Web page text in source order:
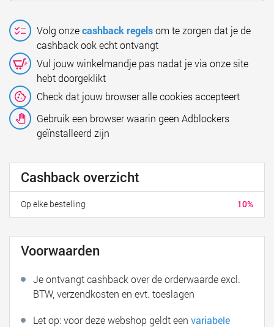
Volg onzecashback regelsom te zorgen dat je de
cashback ook echt ontvangt
Vul jouw winkelmandje pas nadat je via onze site
hebt doorgeklikt
Check dat jouw browser alle cookies accepteert
Gebruik een browser waarin geen Adblockers
geïnstalleerd zijn
Cashback overzicht
10%
Op elke bestelling
Voorwaarden
Je ontvangt cashback over de orderwaarde excl.
BTW, verzendkosten en evt. toeslagen
Let op: voor deze webshop geldt een variabele